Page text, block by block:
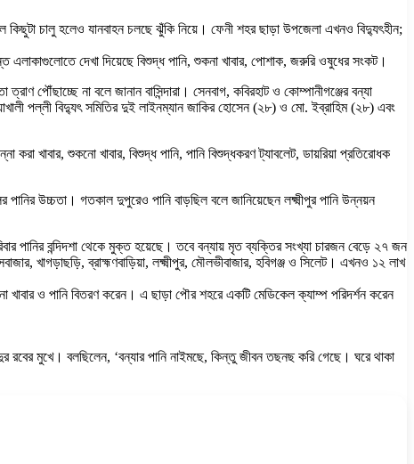
চালু হলেও যানবাহন চলছে ঝুঁকি নিয়ে। ফেনী শহর ছাড়া উপজেলা এখনও বিদ্যুৎহীন;
এলাকাগুলোতে দেখা দিয়েছে বিশুদ্ধ পানি, শুকনা খাবার, পোশাক, জরুরি ওষুধের সংকট।
পৌঁছাচ্ছে না বলে জানান বাসিন্দারা। সেনবাগ, কবিরহাট ও কোম্পানীগঞ্জের বন্যা
পল্লী বিদ্যুৎ সমিতির দুই লাইনম্যান জাকির হোসেন (২৮) ও মো. ইব্রাহিম (২৮) এবং
খাবার, শুকনো খাবার, বিশুদ্ধ পানি, পানি বিশুদ্ধকরণ ট্যাবলেট, ডায়রিয়া প্রতিরোধক
পানির উচ্চতা। গতকাল দুপুরেও পানি বাড়ছিল বলে জানিয়েছেন লক্ষ্মীপুর পানি উন্নয়ন
পানির বন্দিদশা থেকে মুক্ত হয়েছে। তবে বন্যায় মৃত ব্যক্তির সংখ্যা চারজন বেড়ে ২৭ জন
খাগড়াছড়ি, ব্রাহ্মণবাড়িয়া, লক্ষ্মীপুর, মৌলভীবাজার, হবিগঞ্জ ও সিলেট। এখনও ১২ লাখ
খাবার ও পানি বিতরণ করেন। এ ছাড়া পৌর শহরে একটি মেডিকেল ক্যাম্প পরিদর্শন করেন
রবের মুখে। বলছিলেন, ‘বন্যার পানি নাইমছে, কিন্তু জীবন তছনছ করি গেছে। ঘরে থাকা